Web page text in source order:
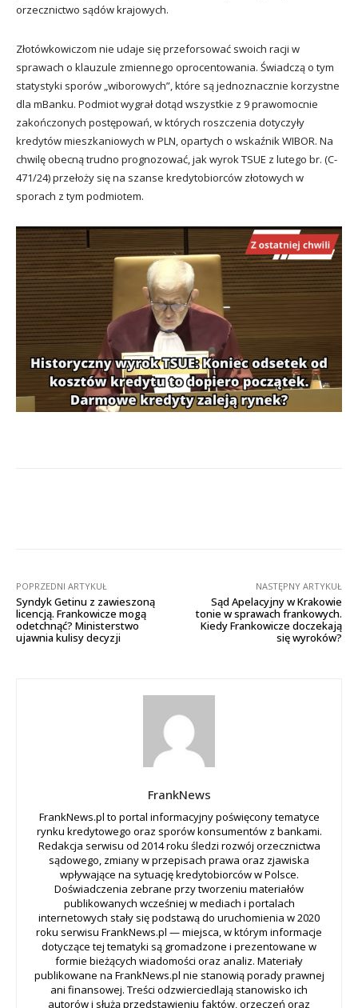
orzecznictwo sądów krajowych.
Złotówkowiczom nie udaje się przeforsować swoich racji w
sprawach o klauzule zmiennego oprocentowania. Świadczą o tym
statystyki sporów „wiborowych”, które są jednoznacznie korzystne
dla mBanku. Podmiot wygrał dotąd wszystkie z 9 prawomocnie
zakończonych postępowań, w których roszczenia dotyczyły
kredytów mieszkaniowych w PLN, opartych o wskaźnik WIBOR. Na
chwilę obecną trudno prognozować, jak wyrok TSUE z lutego br. (C-
471/24) przełoży się na szanse kredytobiorców złotowych w
sporach z tym podmiotem.
POPRZEDNI ARTYKUŁ
Syndyk Getinu z zawieszoną
licencją. Frankowicze mogą
odetchnąć? Ministerstwo
ujawnia kulisy decyzji
NASTĘPNY ARTYKUŁ
Sąd Apelacyjny w Krakowie
tonie w sprawach frankowych.
Kiedy Frankowicze doczekają
się wyroków?
FrankNews
FrankNews.pl to portal informacyjny poświęcony tematyce
rynku kredytowego oraz sporów konsumentów z bankami.
Redakcja serwisu od 2014 roku śledzi rozwój orzecznictwa
sądowego, zmiany w przepisach prawa oraz zjawiska
wpływające na sytuację kredytobiorców w Polsce.
Doświadczenia zebrane przy tworzeniu materiałów
publikowanych wcześniej w mediach i portalach
internetowych stały się podstawą do uruchomienia w 2020
roku serwisu FrankNews.pl — miejsca, w którym informacje
dotyczące tej tematyki są gromadzone i prezentowane w
formie bieżących wiadomości oraz analiz. Materiały
publikowane na FrankNews.pl nie stanowią porady prawnej
ani finansowej. Treści odzwierciedlają stanowisko ich
autorów i służą przedstawieniu faktów, orzeczeń oraz